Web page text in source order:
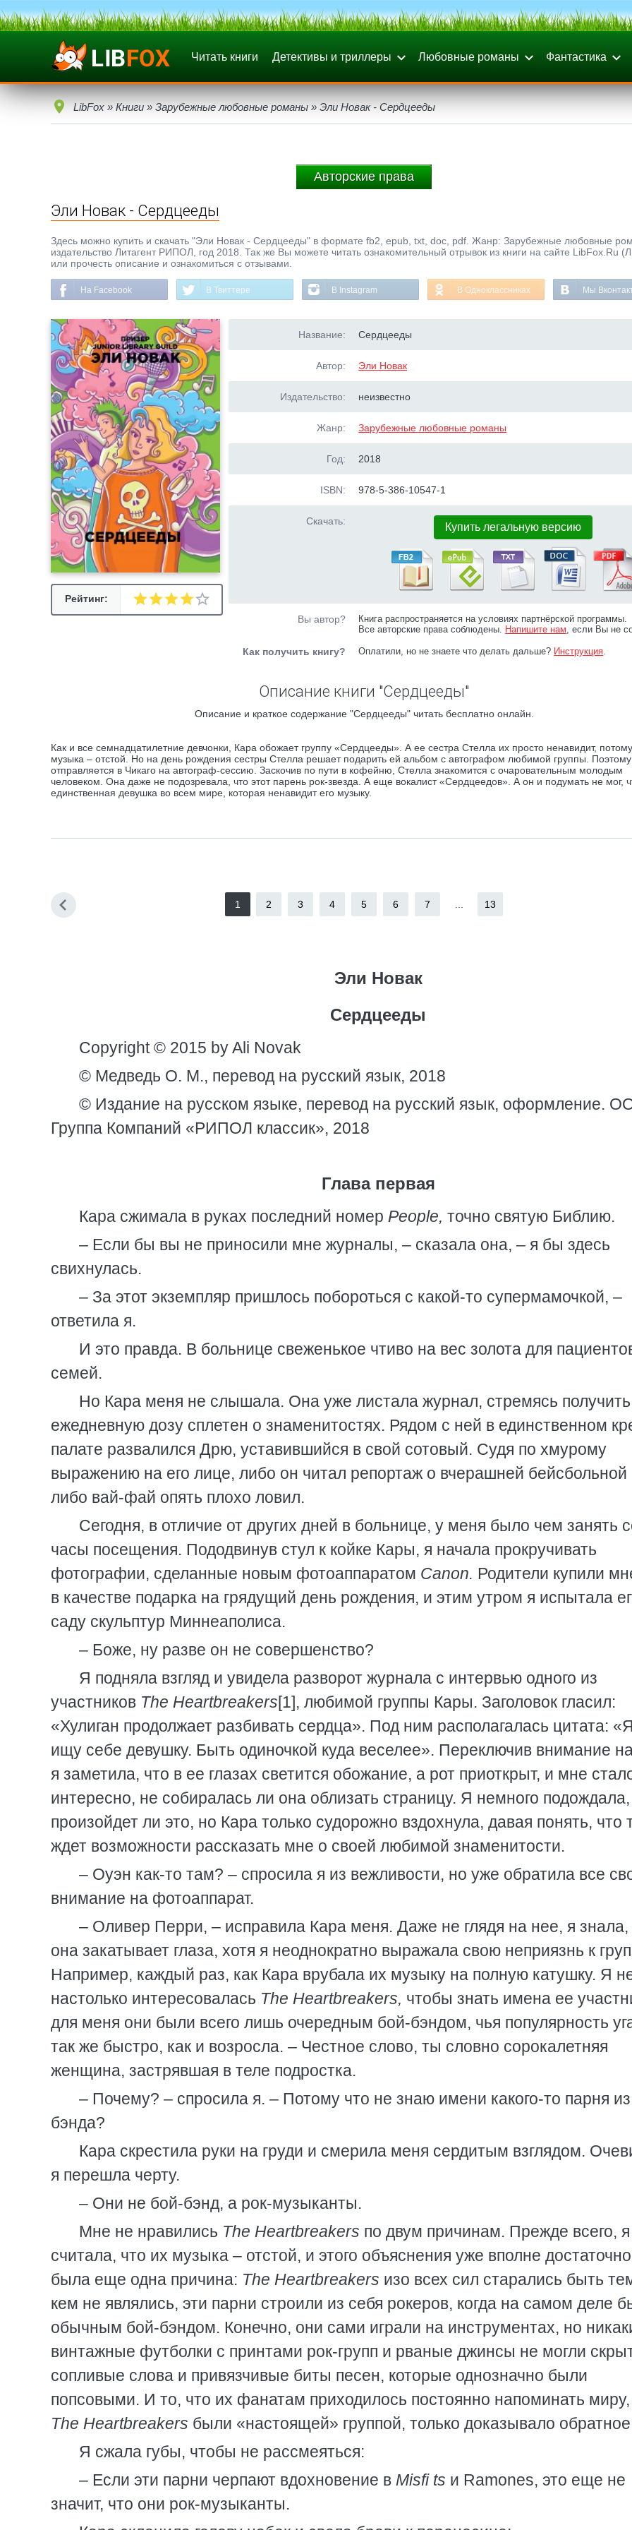
Читать книги Детективы и триллеры Любовные романы Фантастика
LibFox » Книги » Зарубежные любовные романы » Эли Новак - Сердцееды
Авторские права
Эли Новак - Сердцееды
Здесь можно купить и скачать "Эли Новак - Сердцееды" в формате fb2, epub, txt, doc, pdf. Жанр: Зарубежные любовные
издательство Литагент РИПОЛ, год 2018. Так же Вы можете читать ознакомительный отрывок из книги на сайте LibFox.Ru
или прочесть описание и ознакомиться с отзывами.
На Facebook В Твиттере В Instagram В Одноклассниках Мы
Рейтинг:
Название: Сердцееды
Автор: Эли Новак
Издательство: неизвестно
Жанр: Зарубежные любовные романы
Год: 2018
ISBN: 978-5-386-10547-1
Скачать: Купить легальную версию
Вы автор?
Книга распространяется на условиях партнёрской программы.
Все авторские права соблюдены. Напишите нам, если Вы не
Как получить книгу? Оплатили, но не знаете что делать дальше? Инструкция.
Описание книги "Сердцееды"
Описание и краткое содержание "Сердцееды" читать бесплатно онлайн.
Как и все семнадцатилетние девчонки, Кара обожает группу «Сердцееды». А ее сестра Стелла их просто ненавидит,
музыка – отстой. Но на день рождения сестры Стелла решает подарить ей альбом с автографом любимой группы.
отправляется в Чикаго на автограф-сессию. Заскочив по пути в кофейню, Стелла знакомится с очаровательным молодым
человеком. Она даже не подозревала, что этот парень рок-звезда. А еще вокалист «Сердцеедов». А он и подумать не мог,
единственная девушка во всем мире, которая ненавидит его музыку.
1 2 3 4 5 6 7 13
Эли Новак
Сердцееды
Copyright © 2015 by Ali Novak
© Медведь О. М., перевод на русский язык, 2018
© Издание на русском языке, перевод на русский язык, оформление.
Группа Компаний «РИПОЛ классик», 2018
Глава первая
Кара сжимала в руках последний номер People, точно святую Библию.
– Если бы вы не приносили мне журналы, – сказала она, – я бы здесь
свихнулась.
– За этот экземпляр пришлось побороться с какой-то супермамочкой, –
ответила я.
И это правда. В больнице свеженькое чтиво на вес золота для
семей.
Но Кара меня не слышала. Она уже листала журнал, стремясь получить
ежедневную дозу сплетен о знаменитостях. Рядом с ней в единственном
палате развалился Дрю, уставившийся в свой сотовый. Судя по хмурому
выражению на его лице, либо он читал репортаж о вчерашней бейсбольной
либо вай-фай опять плохо ловил.
Сегодня, в отличие от других дней в больнице, у меня было чем занять
часы посещения. Пододвинув стул к койке Кары, я начала прокручивать
фотографии, сделанные новым фотоаппаратом Canon. Родители купили
в качестве подарка на грядущий день рождения, и этим утром я испытала
саду скульптур Миннеаполиса.
– Боже, ну разве он не совершенство?
Я подняла взгляд и увидела разворот журнала с интервью одного из
участников The Heartbreakers[1], любимой группы Кары. Заголовок гласил:
«Хулиган продолжает разбивать сердца». Под ним располагалась цитата:
ищу себе девушку. Быть одиночкой куда веселее». Переключив внимание
я заметила, что в ее глазах светится обожание, а рот приоткрыт, и мне
интересно, не собиралась ли она облизать страницу. Я немного подождала,
произойдет ли это, но Кара только судорожно вздохнула, давая понять, что
ждет возможности рассказать мне о своей любимой знаменитости.
– Оуэн как-то там? – спросила я из вежливости, но уже обратила все
внимание на фотоаппарат.
– Оливер Перри, – исправила Кара меня. Даже не глядя на нее, я знала,
она закатывает глаза, хотя я неоднократно выражала свою неприязнь к
Например, каждый раз, как Кара врубала их музыку на полную катушку. Я
настолько интересовалась The Heartbreakers, чтобы знать имена ее
для меня они были всего лишь очередным бой-бэндом, чья популярность
так же быстро, как и возросла. – Честное слово, ты словно сорокалетняя
женщина, застрявшая в теле подростка.
– Почему? – спросила я. – Потому что не знаю имени какого-то парня
бэнда?
Кара скрестила руки на груди и смерила меня сердитым взглядом.
я перешла черту.
– Они не бой-бэнд, а рок-музыканты.
Мне не нравились The Heartbreakers по двум причинам. Прежде всего, я
считала, что их музыка – отстой, и этого объяснения уже вполне
была еще одна причина: The Heartbreakers изо всех сил старались быть
кем не являлись, эти парни строили из себя рокеров, когда на самом деле
обычным бой-бэндом. Конечно, они сами играли на инструментах, но
винтажные футболки с принтами рок-групп и рваные джинсы не могли
сопливые слова и привязчивые биты песен, которые однозначно были
попсовыми. И то, что их фанатам приходилось постоянно напоминать миру,
The Heartbreakers были «настоящей» группой, только доказывало
Я сжала губы, чтобы не рассмеяться:
– Если эти парни черпают вдохновение в Misfi ts и Ramones, это еще не
значит, что они рок-музыканты.